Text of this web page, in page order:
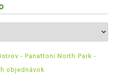
- Panattoni North Park -
objednávok